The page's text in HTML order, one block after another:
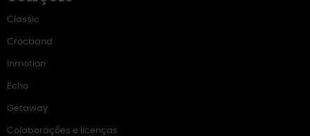
Classic
Crocband
Inmotion
Echo
Getaway
Colaborações e licenças